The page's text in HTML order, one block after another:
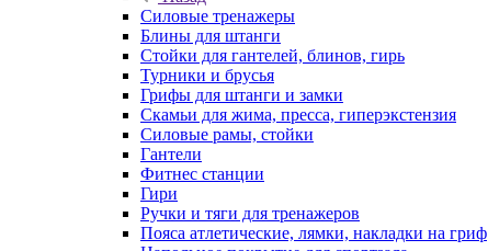
Силовые тренажеры
Блины для штанги
Стойки для гантелей, блинов, гирь
Турники и брусья
Грифы для штанги и замки
Скамьи для жима, пресса, гиперэкстензия
Силовые рамы, стойки
Гантели
Фитнес станции
Гири
Ручки и тяги для тренажеров
Пояса атлетические, лямки, накладки на гриф